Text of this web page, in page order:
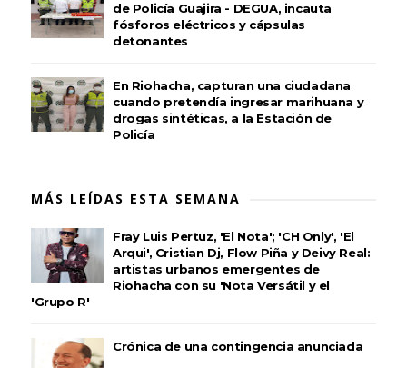
de Policía Guajira - DEGUA, incauta
fósforos eléctricos y cápsulas
detonantes
En Riohacha, capturan una ciudadana
cuando pretendía ingresar marihuana y
drogas sintéticas, a la Estación de
Policía
MÁS LEÍDAS ESTA SEMANA
Fray Luis Pertuz, 'El Nota'; 'CH Only', 'El
Arqui', Cristian Dj, Flow Piña y Deivy Real:
artistas urbanos emergentes de
Riohacha con su 'Nota Versátil y el
'Grupo R'
Crónica de una contingencia anunciada